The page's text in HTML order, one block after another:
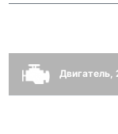
Двигатель,